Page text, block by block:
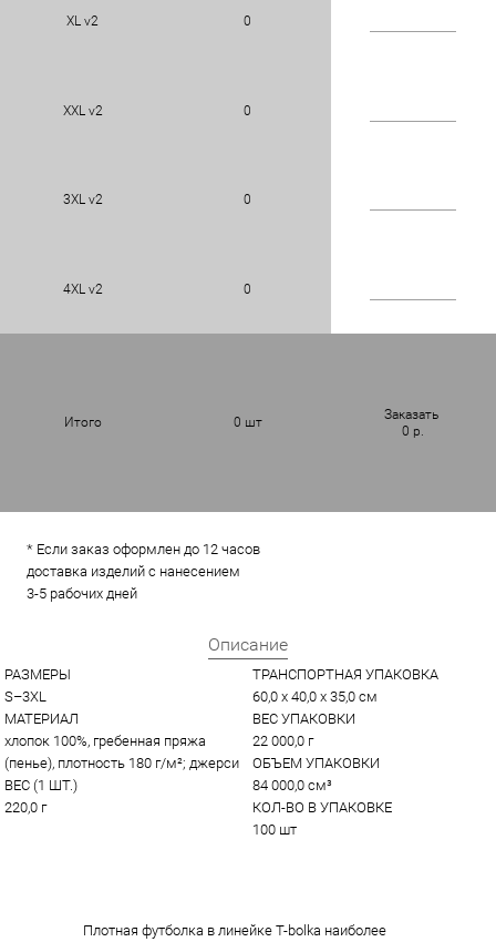
XL v2 0
XXL v2 0
3XL v2 0
4XL v2 0
Итого 0 шт
Заказать
0 р.
* Если заказ оформлен до 12 часов
доставка изделий с нанесением
3-5 рабочих дней
Описание
РАЗМЕРЫ
S–3XL
МАТЕРИАЛ
хлопок 100%, гребенная пряжа
(пенье), плотность 180 г/м²; джерси
ВЕС (1 ШТ.)
220,0 г
ТРАНСПОРТНАЯ УПАКОВКА
60,0 x 40,0 x 35,0 см
ВЕС УПАКОВКИ
22 000,0 г
ОБЪЕМ УПАКОВКИ
84 000,0 см³
КОЛ-ВО В УПАКОВКЕ
100 шт
Плотная футболка в линейке T-bolka наиболее